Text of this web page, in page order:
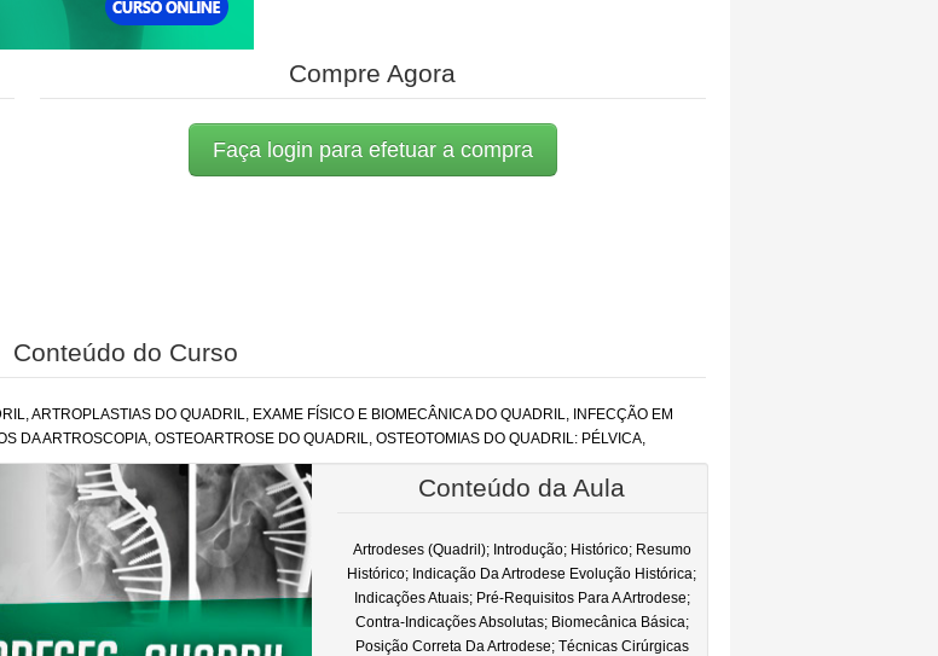
Compre Agora
Faça login para efetuar a compra
Conteúdo do Curso
ARTROPLASTIAS DO QUADRIL, EXAME FÍSICO E BIOMECÂNICA DO QUADRIL, INFECÇÃO EM
DA ARTROSCOPIA, OSTEOARTROSE DO QUADRIL, OSTEOTOMIAS DO QUADRIL: PÉLVICA,
Conteúdo da Aula
Artrodeses (Quadril); Introdução; Histórico; Resumo
Histórico; Indicação Da Artrodese Evolução Histórica;
Indicações Atuais; Pré-Requisitos Para A Artrodese;
Contra-Indicações Absolutas; Biomecânica Básica;
Posição Correta Da Artrodese; Técnicas Cirúrgicas